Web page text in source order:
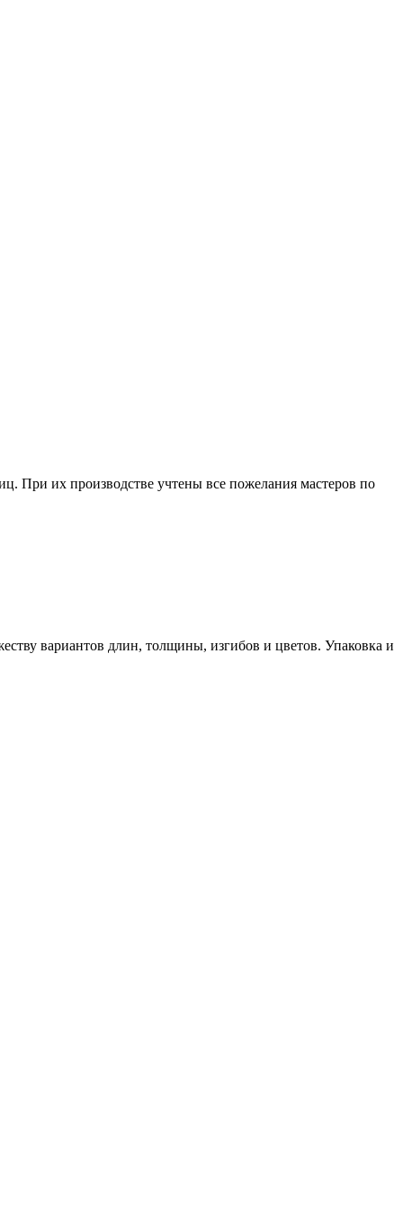
При их производстве учтены все пожелания мастеров по
вариантов длин, толщины, изгибов и цветов. Упаковка и